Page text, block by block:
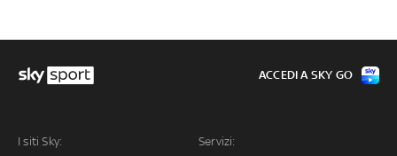
I siti Sky: Servizi:
ACCEDI A SKY GO